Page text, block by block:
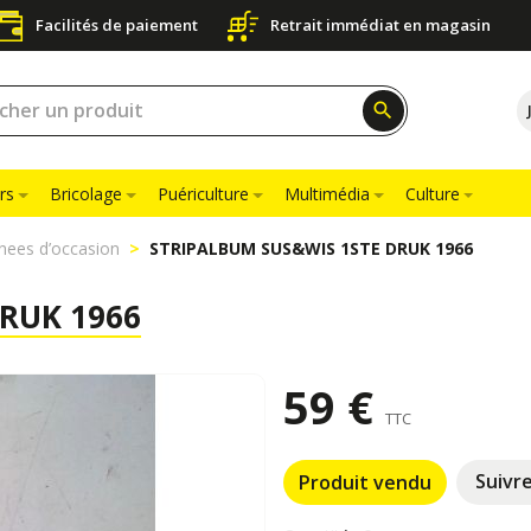
Facilités de paiement Retrait immédiat en magasin
search
Bricolage Puériculture Multimédia Culture
d’occasion STRIPALBUM SUS&WIS 1STE DRUK 1966
1966
59 € TTC
Produit vendu